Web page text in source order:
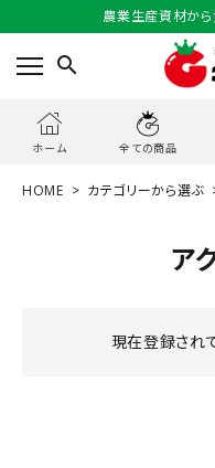
農業生産資材から
search
ホーム 全ての商品
HOME カテゴリーから選ぶ
ア
現在登録され